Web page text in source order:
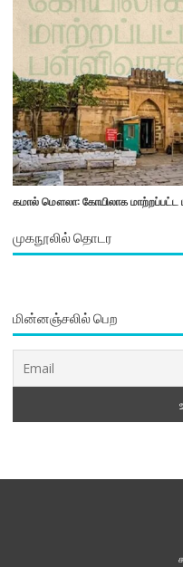
கமால் மௌலா: கோயிலாக மாற்றப்பட்ட
முகநூலில் தொடர
மின்னஞ்சலில் பெற